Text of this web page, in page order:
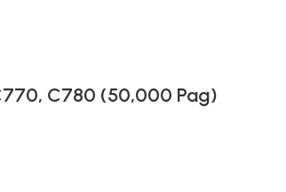
C780 (50,000 Pag)